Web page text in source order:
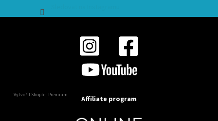
Vytvořil Shoptet Premium Affiliate program